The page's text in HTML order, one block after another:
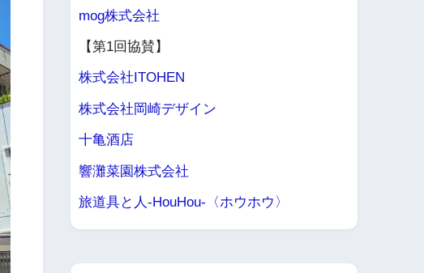
mog株式会社
【第1回協賛】
株式会社ITOHEN
株式会社岡崎デザイン
十亀酒店
響灘菜園株式会社
旅道具と人-HouHou-〈ホウホウ〉